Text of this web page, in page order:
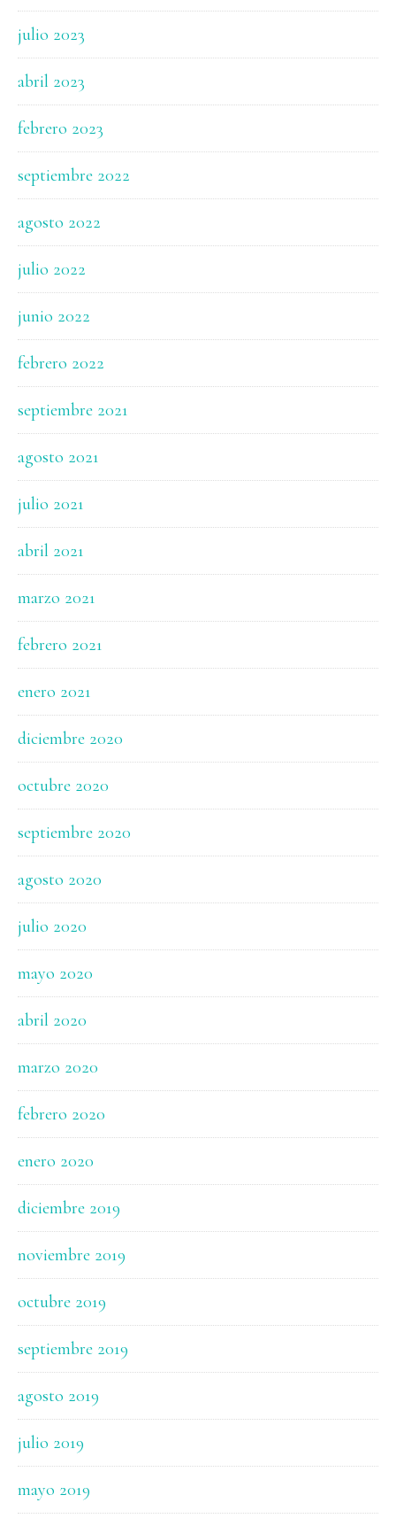
julio 2023
abril 2023
febrero 2023
septiembre 2022
agosto 2022
julio 2022
junio 2022
febrero 2022
septiembre 2021
agosto 2021
julio 2021
abril 2021
marzo 2021
febrero 2021
enero 2021
diciembre 2020
octubre 2020
septiembre 2020
agosto 2020
julio 2020
mayo 2020
abril 2020
marzo 2020
febrero 2020
enero 2020
diciembre 2019
noviembre 2019
octubre 2019
septiembre 2019
agosto 2019
julio 2019
mayo 2019